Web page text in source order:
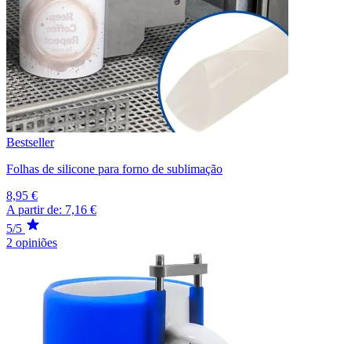
Bestseller
Folhas de silicone para forno de sublimação
8,95 €
A partir de: 7,16 €
5/5
2 opiniões